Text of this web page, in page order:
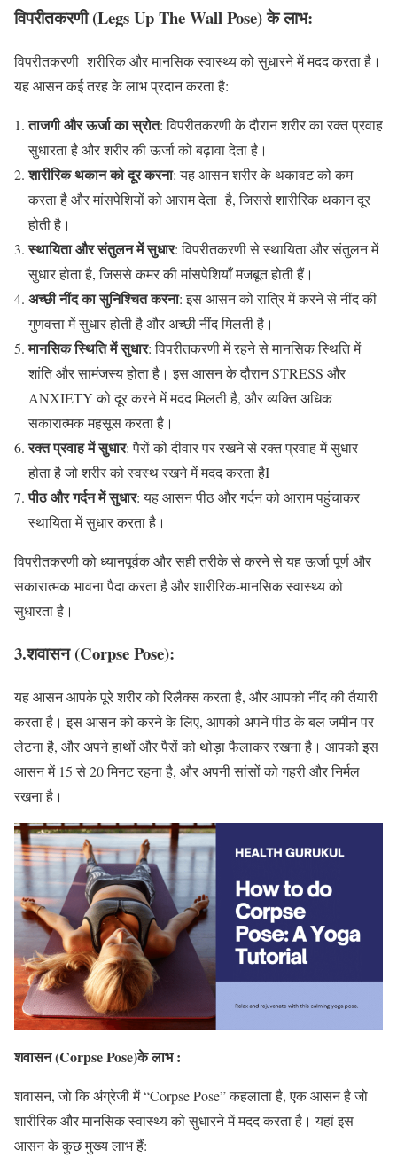
विपरीतकरणी (Legs Up The Wall Pose) के लाभ:
विपरीतकरणी शरीरिक और मानसिक स्वास्थ्य को सुधारने में मदद करता है।
यह आसन कई तरह के लाभ प्रदान करता है:
ताजगी और ऊर्जा का स्रोत: विपरीतकरणी के दौरान शरीर का रक्त प्रवाह
सुधारता है और शरीर की ऊर्जा को बढ़ावा देता है।
शारीरिक थकान को दूर करना: यह आसन शरीर के थकावट को कम
करता है और मांसपेशियों को आराम देता है, जिससे शारीरिक थकान दूर
होती है।
स्थायिता और संतुलन में सुधार: विपरीतकरणी से स्थायिता और संतुलन में
सुधार होता है, जिससे कमर की मांसपेशियाँ मजबूत होती हैं।
अच्छी नींद का सुनिश्चित करना: इस आसन को रात्रि में करने से नींद की
गुणवत्ता में सुधार होती है और अच्छी नींद मिलती है।
मानसिक स्थिति में सुधार: विपरीतकरणी में रहने से मानसिक स्थिति में
शांति और सामंजस्य होता है। इस आसन के दौरान STRESS और
ANXIETY को दूर करने में मदद मिलती है, और व्यक्ति अधिक
सकारात्मक महसूस करता है।
रक्त प्रवाह में सुधार: पैरों को दीवार पर रखने से रक्त प्रवाह में सुधार
होता है जो शरीर को स्वस्थ रखने में मदद करता हैI
पीठ और गर्दन में सुधार: यह आसन पीठ और गर्दन को आराम पहुंचाकर
स्थायिता में सुधार करता है।
विपरीतकरणी को ध्यानपूर्वक और सही तरीके से करने से यह ऊर्जा पूर्ण और
सकारात्मक भावना पैदा करता है और शारीरिक-मानसिक स्वास्थ्य को
सुधारता है।
3.शवासन (Corpse Pose):
यह आसन आपके पूरे शरीर को रिलैक्स करता है, और आपको नींद की तैयारी
करता है। इस आसन को करने के लिए, आपको अपने पीठ के बल जमीन पर
लेटना है, और अपने हाथों और पैरों को थोड़ा फैलाकर रखना है। आपको इस
आसन में 15 से 20 मिनट रहना है, और अपनी सांसों को गहरी और निर्मल
रखना है।
शवासन (Corpse Pose)के लाभ :
शवासन, जो कि अंग्रेजी में “Corpse Pose” कहलाता है, एक आसन है जो
शारीरिक और मानसिक स्वास्थ्य को सुधारने में मदद करता है। यहां इस
आसन के कुछ मुख्य लाभ हैं: